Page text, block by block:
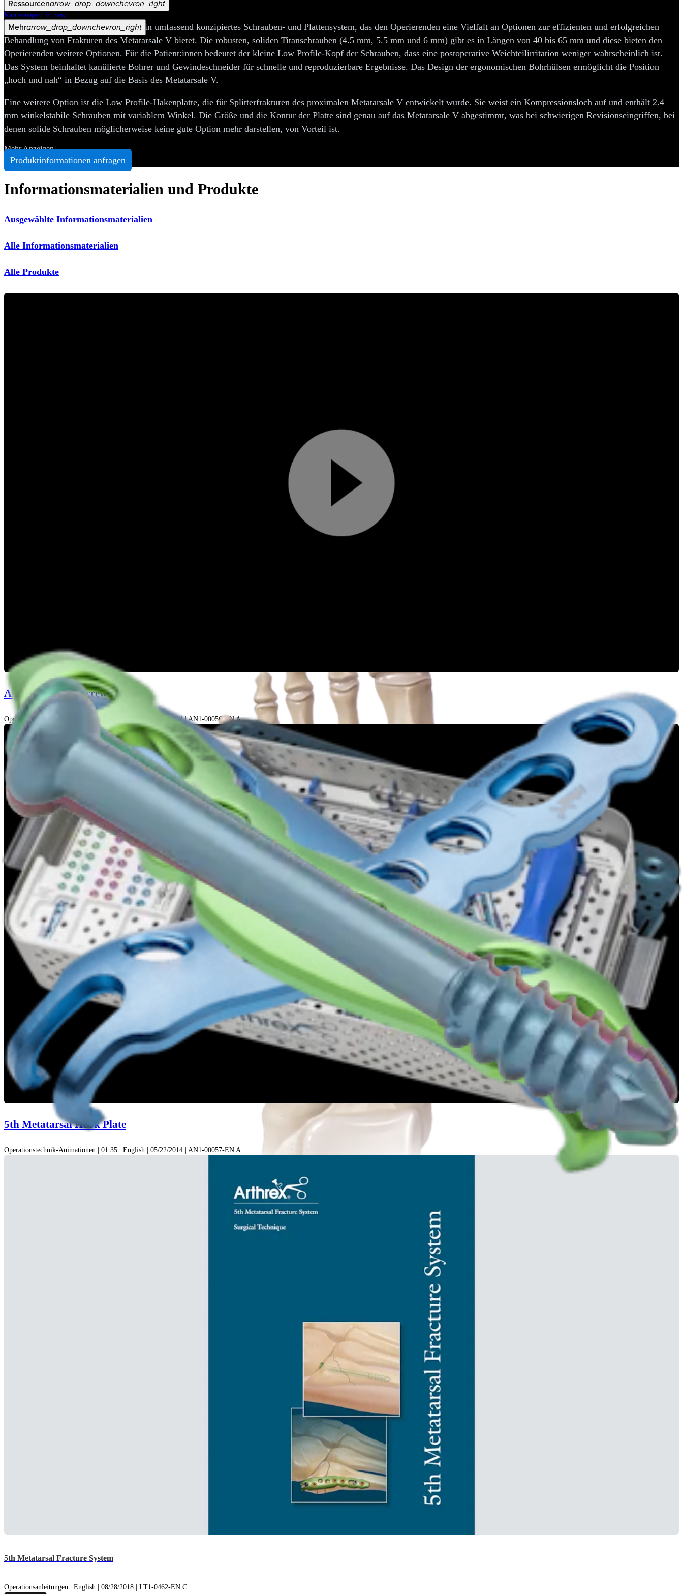
Ressourcenarrow_drop_downchevron_right
Karriereopen_in_new
Mehrarrow_drop_downchevron_right
Mehr Anzeigen
Das Metatarsale V-Fraktursystem ist ein umfassend konzipiertes Schrauben- und Plattensystem, das den Operierenden eine Vielfalt an Optionen zur effizienten und erfolgreichen
Behandlung von Frakturen des Metatarsale V bietet. Die robusten, soliden Titanschrauben (4.5 mm, 5.5 mm und 6 mm) gibt es in Längen von 40 bis 65 mm und diese bieten den
Operierenden weitere Optionen. Für die Patient:innen bedeutet der kleine Low Profile-Kopf der Schrauben, dass eine postoperative Weichteilirritation weniger wahrscheinlich ist.
Das System beinhaltet kanülierte Bohrer und Gewindeschneider für schnelle und reproduzierbare Ergebnisse. Das Design der ergonomischen Bohrhülsen ermöglicht die Position
„hoch und nah“ in Bezug auf die Basis des Metatarsale V.
Eine weitere Option ist die Low Profile-Hakenplatte, die für Splitterfrakturen des proximalen Metatarsale V entwickelt wurde. Sie weist ein Kompressionsloch auf und enthält 2.4
mm winkelstabile Schrauben mit variablem Winkel. Die Größe und die Kontur der Platte sind genau auf das Metatarsale V abgestimmt, was bei schwierigen Revisionseingriffen, bei
denen solide Schrauben möglicherweise keine gute Option mehr darstellen, von Vorteil ist.
Mehr Anzeigen
Produktinformationen anfragen
Informationsmaterialien und Produkte
Ausgewählte Informationsmaterialien
Alle Informationsmaterialien
Alle Produkte
Play
Arthrex® Jones Screw
Operationstechnik-Animationen | 01:10 | English | 06/04/2014 | AN1-00056-EN A
Play
Video
5th Metatarsal Hook Plate
Operationstechnik-Animationen | 01:35 | English | 05/22/2014 | AN1-00057-EN A
5th Metatarsal Fracture System
Operationsanleitungen | English | 08/28/2018 | LT1-0462-EN C